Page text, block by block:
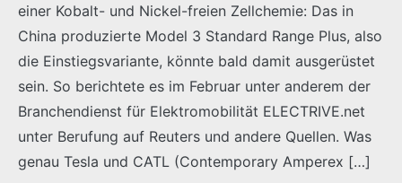
einer Kobalt- und Nickel-freien Zellchemie: Das in
China produzierte Model 3 Standard Range Plus, also
die Einstiegsvariante, könnte bald damit ausgerüstet
sein. So berichtete es im Februar unter anderem der
Branchendienst für Elektromobilität ELECTRIVE.net
unter Berufung auf Reuters und andere Quellen. Was
genau Tesla und CATL (Contemporary Amperex […]